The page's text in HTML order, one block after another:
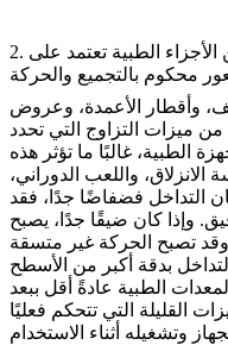
2. أبعاد التداخل حرجة لأن العديد من الأجزاء الطبية تعتمد على
محكوم بالتجميع والحركة
وأقطار الأعمدة، وعروض
ميزات التزاوج التي تحدد
الطبية، غالبًا ما تؤثر هذه
الانزلاق، واللعب الدوراني،
التداخل فضفاضًا جدًا، فقد
وإذا كان ضيقًا جدًا، يصبح
بدقة أكبر من الأسطح
الطبية عادةً أقل ببعد
القليلة التي تتحكم فعليًا